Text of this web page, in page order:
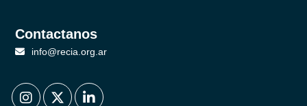
Contactanos
info@recia.org.ar
. . .